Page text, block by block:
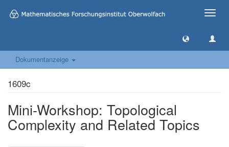
Toggle
Dokumentanzeige
1609c
Mini-Workshop: Topological
Complexity and Related Topics